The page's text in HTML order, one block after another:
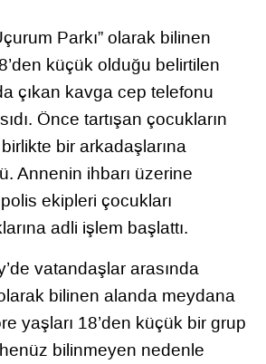
Parkı” olarak bilinen
küçük olduğu belirtilen
çıkan kavga cep telefonu
Önce tartışan çocukların
bir arkadaşlarına
Annenin ihbarı üzerine
ekipleri çocukları
adli işlem başlattı.
vatandaşlar arasında
bilinen alanda meydana
yaşları 18’den küçük bir grup
bilinmeyen nedenle